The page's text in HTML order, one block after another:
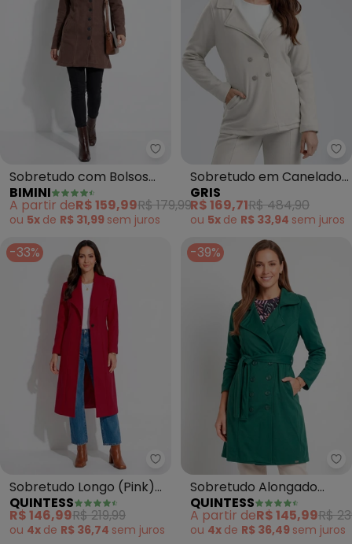
Bimini - Sobretudo com Bolsos
Sobretudo com Bolsos
(Marrom)
BIMINI
A partir deR$ 159,99R$ 179,99
ou 5x de R$ 31,99 sem juros
Sobretudo em Canelado
Aveludado (Cinza Claro)
GRIS
R$ 169,71R$ 484,90
ou 5x de R$ 33,94 sem juros
-33%
Quintess - Sobretudo Longo
Sobretudo Longo (Pink)
com Bolsos
QUINTESS
R$ 146,99R$ 219,99
ou 4x de R$ 36,74 sem juros
-39%
Sobretudo Alongado
(Verde) com Faixa e
Botões
QUINTESS
A partir deR$ 145,99R$
ou 4x de R$ 36,49 sem juros